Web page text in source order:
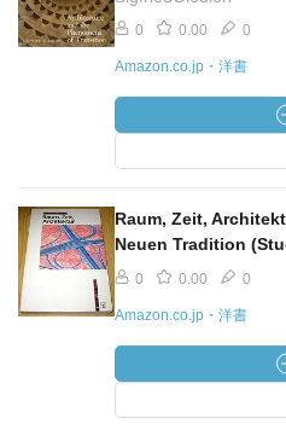
0 0.00 0
Amazon.co.jp・洋書
Raum, Zeit,
Neuen Tradition
0 0.00 0
Amazon.co.jp・洋書